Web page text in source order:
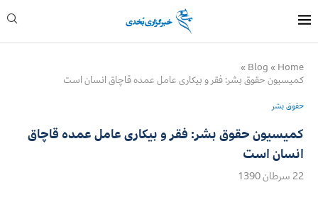
Home
»
Blog
»
کمیسیون حقوق بشر: فقر و بیکاری عامل عمده قاچاق انسان است
حقوق بشر
کمیسیون حقوق بشر: فقر و بیکاری عامل عمده قاچاق
انسان است
22 سرطان 1390